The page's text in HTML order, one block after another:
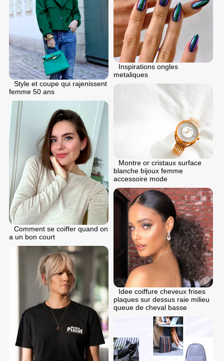
Inspirations ongles
metaliques
Style et coupe qui rajenissent
femme 50 ans
Montre or cristaux surface
blanche bijoux femme
accessoire mode
Comment se coiffer quand on
a un bon court
Idee coiffure cheveux frises
plaques sur dessus raie milieu
queue de cheval basse